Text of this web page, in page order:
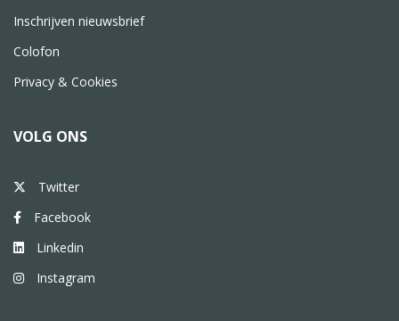
Inschrijven nieuwsbrief
Colofon
Privacy & Cookies
VOLG ONS
Twitter
Facebook
Linkedin
Instagram